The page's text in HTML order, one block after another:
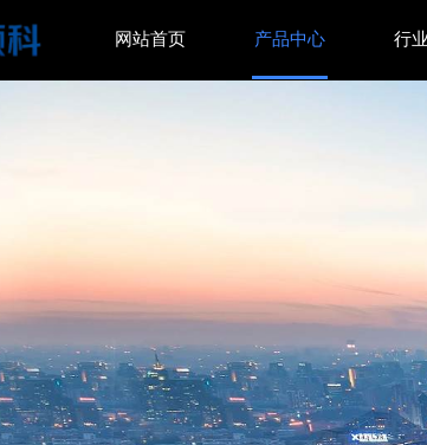
Metrics，EDA行
网站首页 产品中心 行